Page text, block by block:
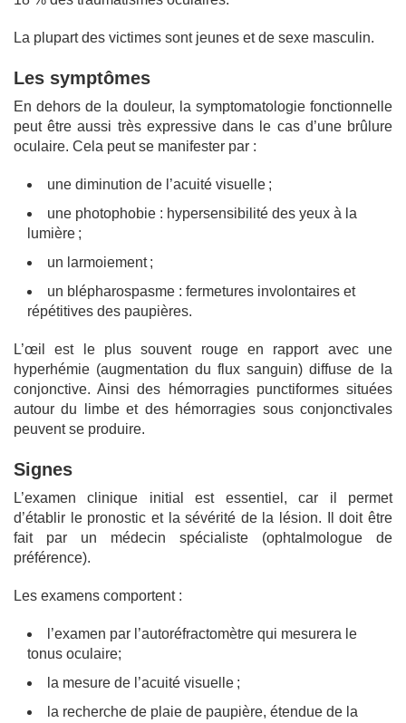
La plupart des victimes sont jeunes et de sexe masculin.
Les symptômes
En dehors de la douleur, la symptomatologie fonctionnelle
peut être aussi très expressive dans le cas d’une brûlure
oculaire. Cela peut se manifester par :
une diminution de l’acuité visuelle ;
une photophobie : hypersensibilité des yeux à la
lumière ;
un larmoiement ;
un blépharospasme : fermetures involontaires et
répétitives des paupières.
L’œil est le plus souvent rouge en rapport avec une
hyperhémie (augmentation du flux sanguin) diffuse de la
conjonctive. Ainsi des hémorragies punctiformes situées
autour du limbe et des hémorragies sous conjonctivales
peuvent se produire.
Signes
L’examen clinique initial est essentiel, car il permet
d’établir le pronostic et la sévérité de la lésion. Il doit être
fait par un médecin spécialiste (ophtalmologue de
préférence).
Les examens comportent :
l’examen par l’autoréfractomètre qui mesurera le
tonus oculaire;
la mesure de l’acuité visuelle ;
la recherche de plaie de paupière, étendue de la